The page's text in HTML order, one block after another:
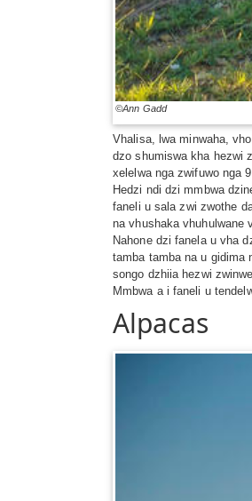
©Ann Gadd
Vhalisa, lwa minwaha,
dzo shumiswa kha hezwi
xelelwa nga zwifuwo nga
Hedzi ndi dzi mmbwa
faneli u sala zwi zwothe
na vhushaka vhuhulwane
Nahone dzi fanela u vha
tamba tamba na u gidima
songo dzhiia hezwi
Mmbwa a i faneli u
Alpacas